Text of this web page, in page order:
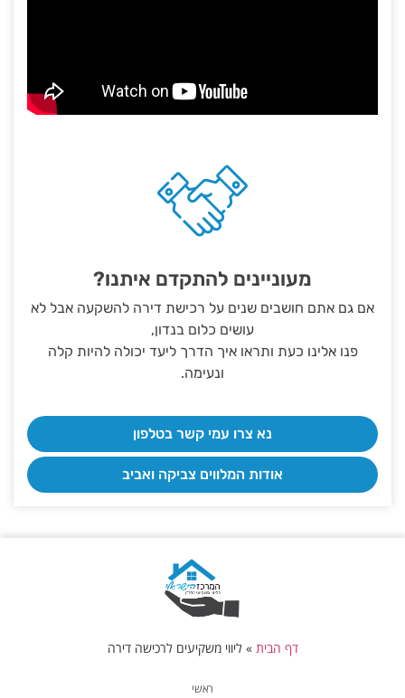
מעוניינים להתקדם איתנו?
אם גם אתם חושבים שנים על רכישת דירה להשקעה אבל לא
עושים כלום בנדון,
פנו אלינו כעת ותראו איך הדרך ליעד יכולה להיות קלה
ונעימה.
נא צרו עמי קשר בטלפון
אודות המלווים צביקה ואביב
ראשי
דף הבית »ליווי משקיעים לרכישה דירה